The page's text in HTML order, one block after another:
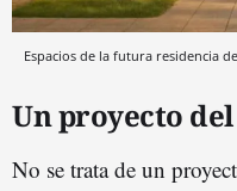
Espacios de la futura residencia
Un proyecto del
No se trata de un